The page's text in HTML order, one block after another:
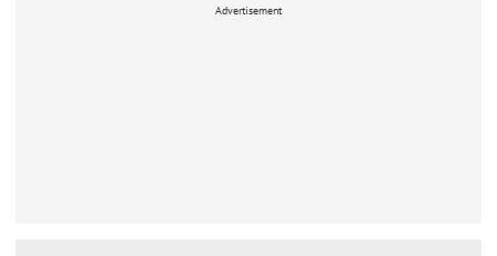
Advertisement